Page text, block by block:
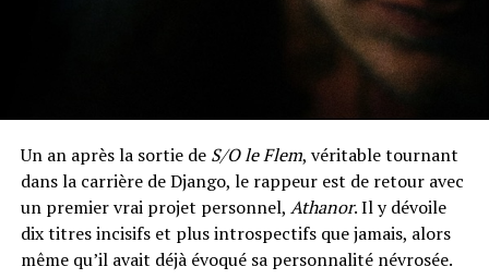
Un an après la sortie de S/O le Flem, véritable tournant
dans la carrière de Django, le rappeur est de retour avec
un premier vrai projet personnel, Athanor. Il y dévoile
dix titres incisifs et plus introspectifs que jamais, alors
même qu’il avait déjà évoqué sa personnalité névrosée.